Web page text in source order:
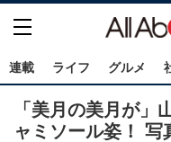
連載 ライフ グルメ
「美月の美月が」
ャミソール姿！